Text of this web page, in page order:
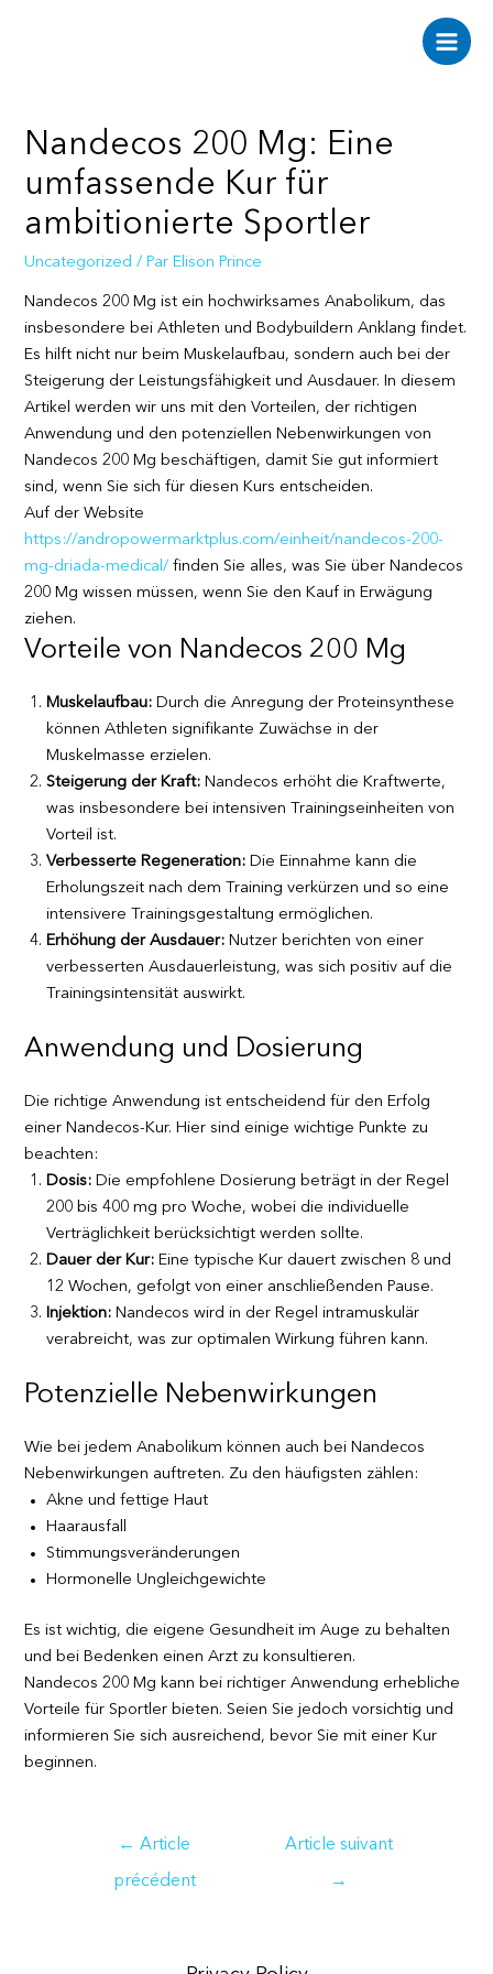
Main
Nandecos 200 Mg: Eine
umfassende Kur für
ambitionierte Sportler
Uncategorized / Par Elison Prince
Nandecos 200 Mg ist ein hochwirksames Anabolikum, das
insbesondere bei Athleten und Bodybuildern Anklang findet.
Es hilft nicht nur beim Muskelaufbau, sondern auch bei der
Steigerung der Leistungsfähigkeit und Ausdauer. In diesem
Artikel werden wir uns mit den Vorteilen, der richtigen
Anwendung und den potenziellen Nebenwirkungen von
Nandecos 200 Mg beschäftigen, damit Sie gut informiert
sind, wenn Sie sich für diesen Kurs entscheiden.
Auf der Website
https://andropowermarktplus.com/einheit/nandecos-200-
mg-driada-medical/ finden Sie alles, was Sie über Nandecos
200 Mg wissen müssen, wenn Sie den Kauf in Erwägung
ziehen.
Vorteile von Nandecos 200 Mg
Muskelaufbau: Durch die Anregung der Proteinsynthese
können Athleten signifikante Zuwächse in der
Muskelmasse erzielen.
Steigerung der Kraft: Nandecos erhöht die Kraftwerte,
was insbesondere bei intensiven Trainingseinheiten von
Vorteil ist.
Verbesserte Regeneration: Die Einnahme kann die
Erholungszeit nach dem Training verkürzen und so eine
intensivere Trainingsgestaltung ermöglichen.
Erhöhung der Ausdauer: Nutzer berichten von einer
verbesserten Ausdauerleistung, was sich positiv auf die
Trainingsintensität auswirkt.
Anwendung und Dosierung
Die richtige Anwendung ist entscheidend für den Erfolg
einer Nandecos-Kur. Hier sind einige wichtige Punkte zu
beachten:
Dosis: Die empfohlene Dosierung beträgt in der Regel
200 bis 400 mg pro Woche, wobei die individuelle
Verträglichkeit berücksichtigt werden sollte.
Dauer der Kur: Eine typische Kur dauert zwischen 8 und
12 Wochen, gefolgt von einer anschließenden Pause.
Injektion: Nandecos wird in der Regel intramuskulär
verabreicht, was zur optimalen Wirkung führen kann.
Potenzielle Nebenwirkungen
Wie bei jedem Anabolikum können auch bei Nandecos
Nebenwirkungen auftreten. Zu den häufigsten zählen:
Akne und fettige Haut
Haarausfall
Stimmungsveränderungen
Hormonelle Ungleichgewichte
Es ist wichtig, die eigene Gesundheit im Auge zu behalten
und bei Bedenken einen Arzt zu konsultieren.
Nandecos 200 Mg kann bei richtiger Anwendung erhebliche
Vorteile für Sportler bieten. Seien Sie jedoch vorsichtig und
informieren Sie sich ausreichend, bevor Sie mit einer Kur
beginnen.
← Article
précédent
Article suivant
→